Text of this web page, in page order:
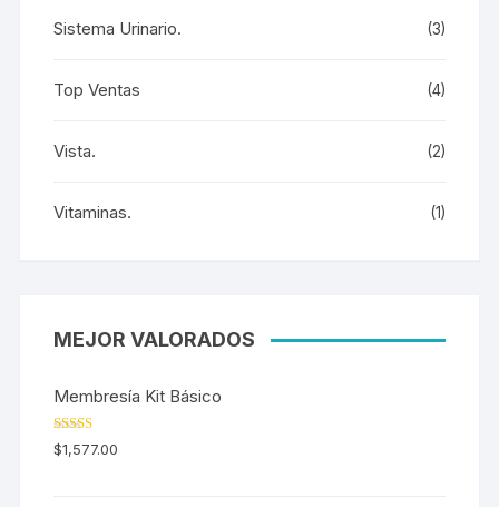
Sistema Urinario. (3)
Top Ventas (4)
Vista. (2)
Vitaminas. (1)
MEJOR VALORADOS
Membresía Kit Básico
Valorado en
5.00 de 5
$1,577.00